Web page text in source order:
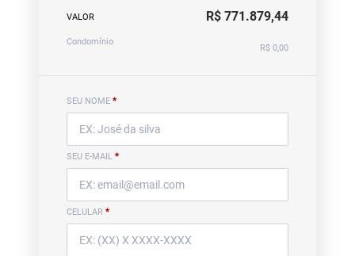
VALOR R$ 771.879,44
Condomínio
R$ 0,00
SEU NOME *
SEU E-MAIL *
CELULAR *